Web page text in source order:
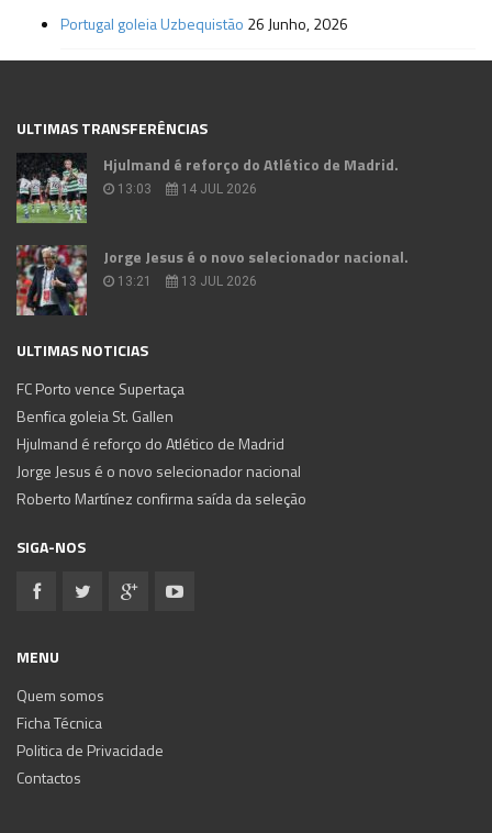
Portugal goleia Uzbequistão 26 Junho, 2026
ULTIMAS TRANSFERÊNCIAS
Hjulmand é reforço do Atlético de Madrid.
13:03 14 JUL 2026
Jorge Jesus é o novo selecionador nacional.
13:21 13 JUL 2026
ULTIMAS NOTICIAS
FC Porto vence Supertaça
Benfica goleia St. Gallen
Hjulmand é reforço do Atlético de Madrid
Jorge Jesus é o novo selecionador nacional
Roberto Martínez confirma saída da seleção
SIGA-NOS
MENU
Quem somos
Ficha Técnica
Politica de Privacidade
Contactos